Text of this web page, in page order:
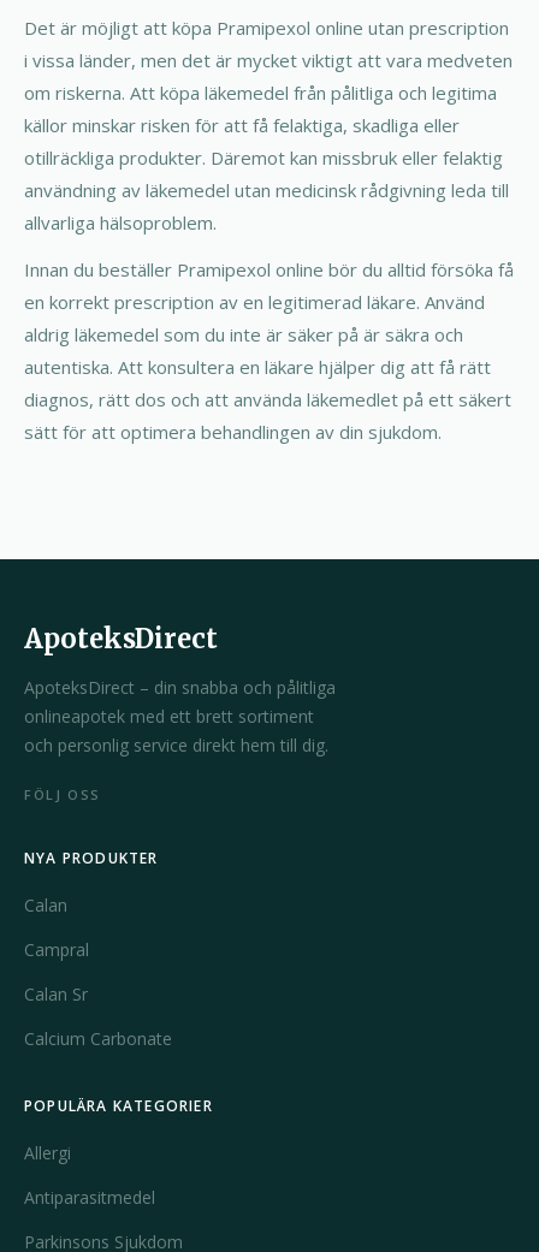
Det är möjligt att köpa Pramipexol online utan prescription
i vissa länder, men det är mycket viktigt att vara medveten
om riskerna. Att köpa läkemedel från pålitliga och legitima
källor minskar risken för att få felaktiga, skadliga eller
otillräckliga produkter. Däremot kan missbruk eller felaktig
användning av läkemedel utan medicinsk rådgivning leda till
allvarliga hälsoproblem.
Innan du beställer Pramipexol online bör du alltid försöka få
en korrekt prescription av en legitimerad läkare. Använd
aldrig läkemedel som du inte är säker på är säkra och
autentiska. Att konsultera en läkare hjälper dig att få rätt
diagnos, rätt dos och att använda läkemedlet på ett säkert
sätt för att optimera behandlingen av din sjukdom.
ApoteksDirect
ApoteksDirect – din snabba och pålitliga
onlineapotek med ett brett sortiment
och personlig service direkt hem till dig.
FÖLJ OSS
NYA PRODUKTER
Calan
Campral
Calan Sr
Calcium Carbonate
POPULÄRA KATEGORIER
Allergi
Antiparasitmedel
Parkinsons Sjukdom